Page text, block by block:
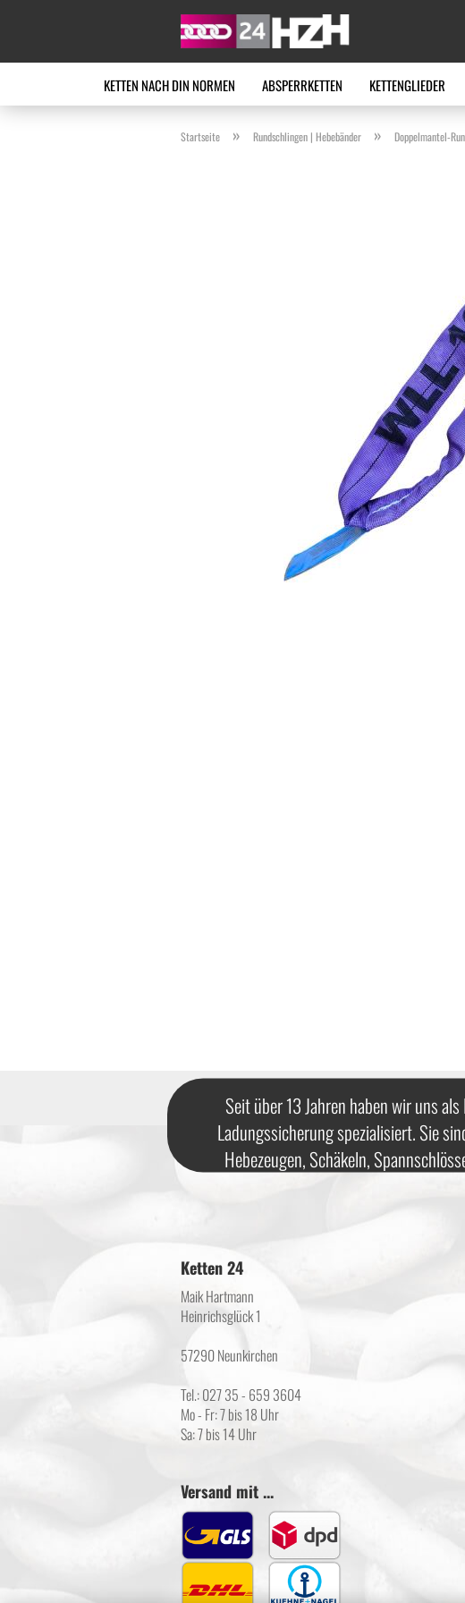
KETTEN NACH DIN NORMEN ABSPERRKETTEN KETTENGLIEDER
Startseite » Rundschlingen | Hebebänder » Doppelmantel-
Seit über 13 Jahren haben wir uns
Ladungssicherung spezialisiert. Sie
Hebezeugen, Schäkeln,
Ketten 24
Maik Hartmann
Heinrichsglück 1
57290 Neunkirchen
Tel.: 027 35 - 659 3604
Mo - Fr: 7 bis 18 Uhr
Sa: 7 bis 14 Uhr
Versand mit ...